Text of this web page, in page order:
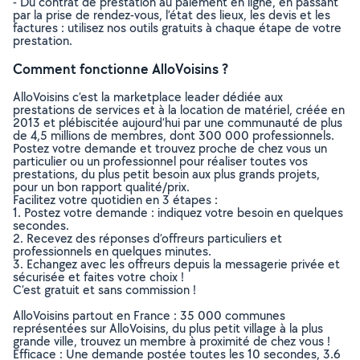
par la prise de rendez-vous, l’état des lieux, les devis et les
factures : utilisez nos outils gratuits à chaque étape de votre
prestation.
Comment fonctionne AlloVoisins ?
AlloVoisins c’est la marketplace leader dédiée aux
prestations de services et à la location de matériel, créée en
2013 et plébiscitée aujourd’hui par une communauté de plus
de 4,5 millions de membres, dont 300 000 professionnels.
Postez votre demande et trouvez proche de chez vous un
particulier ou un professionnel pour réaliser toutes vos
prestations, du plus petit besoin aux plus grands projets,
pour un bon rapport qualité/prix.
Facilitez votre quotidien en 3 étapes :
1. Postez votre demande : indiquez votre besoin en quelques
secondes.
2. Recevez des réponses d’offreurs particuliers et
professionnels en quelques minutes.
3. Echangez avec les offreurs depuis la messagerie privée et
sécurisée et faites votre choix !
C’est gratuit et sans commission !
AlloVoisins partout en France : 35 000 communes
représentées sur AlloVoisins, du plus petit village à la plus
grande ville, trouvez un membre à proximité de chez vous !
Efficace : Une demande postée toutes les 10 secondes, 3.6